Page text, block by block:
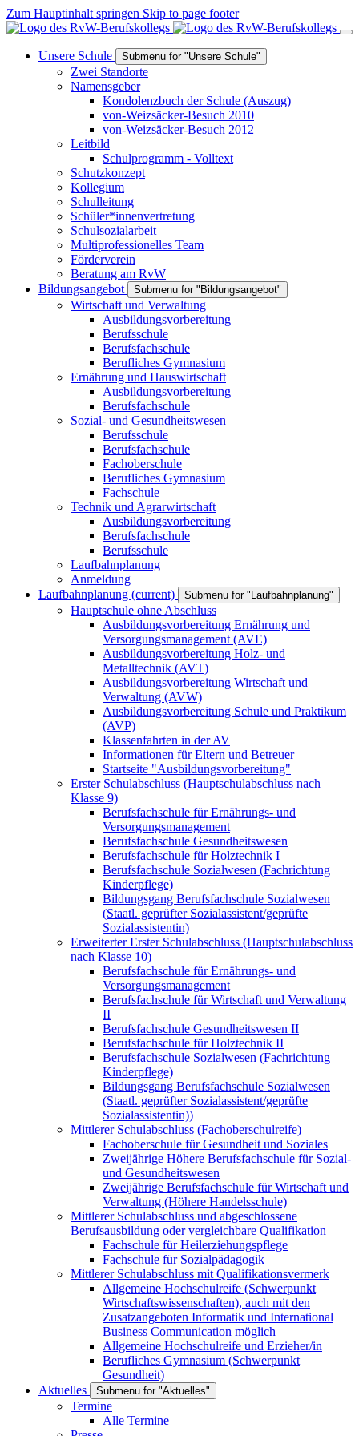
Zum Hauptinhalt springen Skip to page footer
Unsere Schule Submenu for "Unsere Schule"
Zwei Standorte
Namensgeber
Kondolenzbuch der Schule (Auszug)
von-Weizsäcker-Besuch 2010
von-Weizsäcker-Besuch 2012
Leitbild
Schulprogramm - Volltext
Schutzkonzept
Kollegium
Schulleitung
Schüler*innenvertretung
Schulsozialarbeit
Multiprofessionelles Team
Förderverein
Beratung am RvW
Bildungsangebot
Submenu for "Bildungsangebot"
Wirtschaft und Verwaltung
Ausbildungsvorbereitung
Berufsschule
Berufsfachschule
Berufliches Gymnasium
Ernährung und Hauswirtschaft
Ausbildungsvorbereitung
Berufsfachschule
Sozial- und Gesundheitswesen
Berufsschule
Berufsfachschule
Fachoberschule
Berufliches Gymnasium
Fachschule
Technik und Agrarwirtschaft
Ausbildungsvorbereitung
Berufsfachschule
Berufsschule
Laufbahnplanung
Anmeldung
Laufbahnplanung (current) Submenu for "Laufbahnplanung"
Hauptschule ohne Abschluss
Ausbildungsvorbereitung Ernährung und
Versorgungsmanagement (AVE)
Ausbildungsvorbereitung Holz- und
Metalltechnik (AVT)
Ausbildungsvorbereitung Wirtschaft und
Verwaltung (AVW)
Ausbildungsvorbereitung Schule und Praktikum
(AVP)
Klassenfahrten in der AV
Informationen für Eltern und Betreuer
Startseite "Ausbildungsvorbereitung"
Erster Schulabschluss (Hauptschulabschluss nach
Klasse 9)
Berufsfachschule für Ernährungs- und
Versorgungsmanagement
Berufsfachschule Gesundheitswesen
Berufsfachschule für Holztechnik I
Berufsfachschule Sozialwesen (Fachrichtung
Kinderpflege)
Bildungsgang Berufsfachschule Sozialwesen
(Staatl. geprüfter Sozialassistent/geprüfte
Sozialassistentin)
Erweiterter Erster Schulabschluss (Hauptschulabschluss
nach Klasse 10)
Berufsfachschule für Ernährungs- und
Versorgungsmanagement
Berufsfachschule für Wirtschaft und Verwaltung
II
Berufsfachschule Gesundheitswesen II
Berufsfachschule für Holztechnik II
Berufsfachschule Sozialwesen (Fachrichtung
Kinderpflege)
Bildungsgang Berufsfachschule Sozialwesen
(Staatl. geprüfter Sozialassistent/geprüfte
Sozialassistentin))
Mittlerer Schulabschluss (Fachoberschulreife)
Fachoberschule für Gesundheit und Soziales
Zweijährige Höhere Berufsfachschule für Sozial-
und Gesundheitswesen
Zweijährige Berufsfachschule für Wirtschaft und
Verwaltung (Höhere Handelsschule)
Mittlerer Schulabschluss und abgeschlossene
Berufsausbildung oder vergleichbare Qualifikation
Fachschule für Heilerziehungspflege
Fachschule für Sozialpädagogik
Mittlerer Schulabschluss mit Qualifikationsvermerk
Allgemeine Hochschulreife (Schwerpunkt
Wirtschaftswissenschaften), auch mit den
Zusatzangeboten Informatik und International
Business Communication möglich
Allgemeine Hochschulreife und Erzieher/in
Berufliches Gymnasium (Schwerpunkt
Gesundheit)
Aktuelles
Submenu for "Aktuelles"
Termine
Alle Termine